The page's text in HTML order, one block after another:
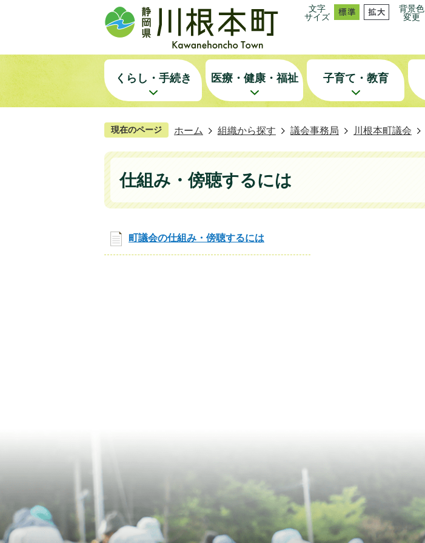
文字
サイズ
背景色
変更
くらし・手続き 医療・健康・福祉 子育て・教育
現在のページ ホーム 組織から探す 議会事務局 川根本町議会
仕組み・傍聴するには
町議会の仕組み・傍聴するには